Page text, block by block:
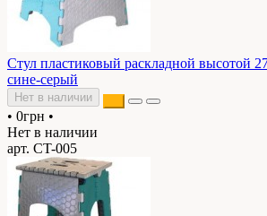
Стул пластиковый раскладной высотой
сине-серый
Нет в наличии
• 0грн •
Нет в наличии
арт. CT-005